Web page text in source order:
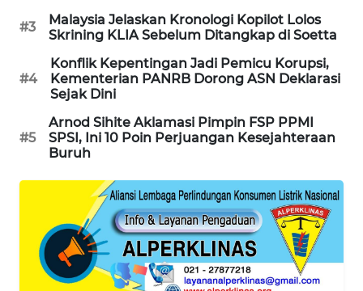
#3
Malaysia Jelaskan Kronologi Kopilot Lolos
Skrining KLIA Sebelum Ditangkap di Soetta
#4
Konflik Kepentingan Jadi Pemicu Korupsi,
Kementerian PANRB Dorong ASN Deklarasi
Sejak Dini
#5
Arnod Sihite Aklamasi Pimpin FSP PPMI
SPSI, Ini 10 Poin Perjuangan Kesejahteraan
Buruh
PORTAL
FORWAMKI
ALPERKLINAS
NEWS
SITUNGIR